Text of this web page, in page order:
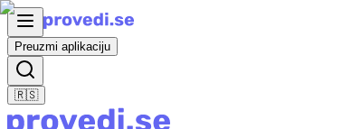
Preuzmi aplikaciju
🇷🇸